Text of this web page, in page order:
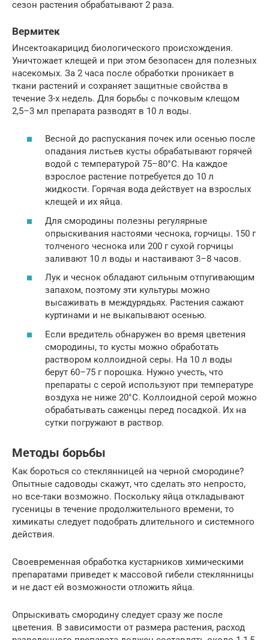
сезон растения обрабатывают 2 раза.
Вермитек
Инсектоакарицид биологического происхождения.
Уничтожает клещей и при этом безопасен для полезных
насекомых. За 2 часа после обработки проникает в
ткани растений и сохраняет защитные свойства в
течение 3-х недель. Для борьбы с почковым клещом
2,5–3 мл препарата разводят в 10 л воды.
Весной до распускания почек или осенью после
опадания листьев кусты обрабатывают горячей
водой с температурой 75–80°C. На каждое
взрослое растение потребуется до 10 л
жидкости. Горячая вода действует на взрослых
клещей и их яйца.
Для смородины полезны регулярные
опрыскивания настоями чеснока, горчицы. 150 г
толченого чеснока или 200 г сухой горчицы
заливают 10 л воды и настаивают 3–8 часов.
Лук и чеснок обладают сильным отпугивающим
запахом, поэтому эти культуры можно
высаживать в междурядьях. Растения сажают
куртинами и не выкапывают осенью.
Если вредитель обнаружен во время цветения
смородины, то кусты можно обработать
раствором коллоидной серы. На 10 л воды
берут 60–75 г порошка. Нужно учесть, что
препараты с серой используют при температуре
воздуха не ниже 20°C. Коллоидной серой можно
обрабатывать саженцы перед посадкой. Их на
сутки погружают в раствор.
Методы борьбы
Как бороться со стеклянницей на черной смородине?
Опытные садоводы скажут, что сделать это непросто,
но все-таки возможно. Поскольку яйца откладывают
гусеницы в течение продолжительного времени, то
химикаты следует подобрать длительного и системного
действия.
Своевременная обработка кустарников химическими
препаратами приведет к массовой гибели стеклянницы
и не даст ей возможности отложить яйца.
Опрыскивать смородину следует сразу же после
цветения. В зависимости от размера растения, расход